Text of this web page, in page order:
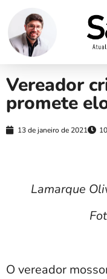
Vereador
promete
13 de janeiro de 2021
Lamarque
O vereador